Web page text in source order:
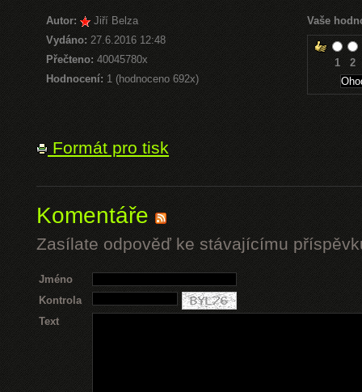
Autor:
Jiří Belza
Vydáno: 27.6.2016 12:48
Přečteno:40045780x
Hodnocení: 1 (hodnoceno 692x)
Vaše
1 2
Formát pro tisk
Komentáře
Zasílate odpověď ke stávajícímu
Jméno
Kontrola
Text